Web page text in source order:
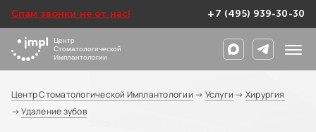
Спам звонки не от нас! +7 (495) 939-30-30
Центр
Стоматологической
Имплантологии
Центр Стоматологической Имплантологии → Услуги → Хирургия
→Удаление зубов